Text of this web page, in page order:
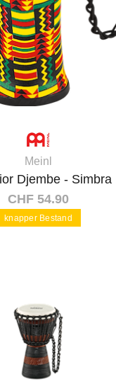
Meinl
Djembe - Simbra
CHF 54.90
knapper Bestand